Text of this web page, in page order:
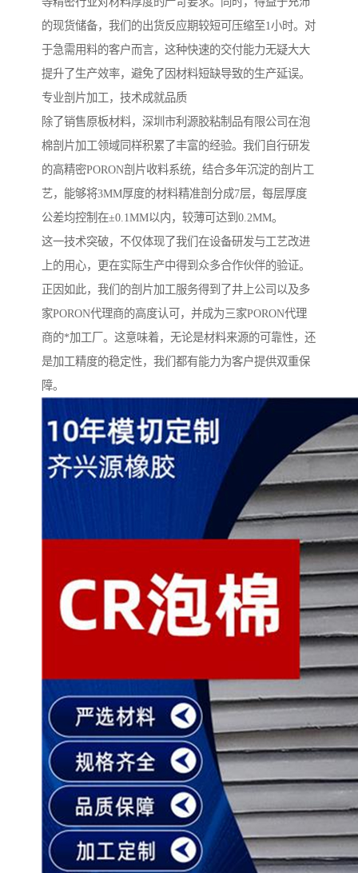
的现货储备，我们的出货反应期较短可压缩至1小时。对
于急需用料的客户而言，这种快速的交付能力无疑大大
提升了生产效率，避免了因材料短缺导致的生产延误。
专业剖片加工，技术成就品质
除了销售原板材料，深圳市利源胶粘制品有限公司在泡
棉剖片加工领域同样积累了丰富的经验。我们自行研发
的高精密PORON剖片收料系统，结合多年沉淀的剖片工
艺，能够将3MM厚度的材料精准剖分成7层，每层厚度
公差均控制在±0.1MM以内，较薄可达到0.2MM。
这一技术突破，不仅体现了我们在设备研发与工艺改进
上的用心，更在实际生产中得到众多合作伙伴的验证。
正因如此，我们的剖片加工服务得到了井上公司以及多
家PORON代理商的高度认可，并成为三家PORON代理
商的*加工厂。这意味着，无论是材料来源的可靠性，还
是加工精度的稳定性，我们都有能力为客户提供双重保
障。